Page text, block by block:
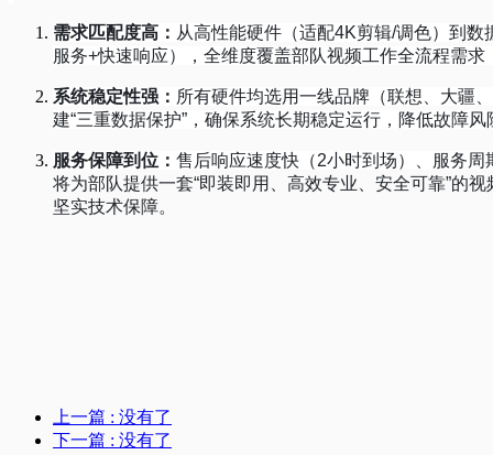
需求匹配度高 ： 从高性能硬件（适配4K剪辑/调色）到数
服务+快速响应），全维度覆盖部队视频工作全流程需求
系统稳定性强 ： 所有硬件均选用一线品牌（联想、大疆
建“三重数据保护” ，确保系统长期稳定运行，降低故障风
服务保障到位 ： 售后响应速度快（2小时到场）、服务周
将为部队提供一套“即装即用、高效专业、安全可靠”的视
坚实技术保障。
上一篇 : 没有了
下一篇 : 没有了